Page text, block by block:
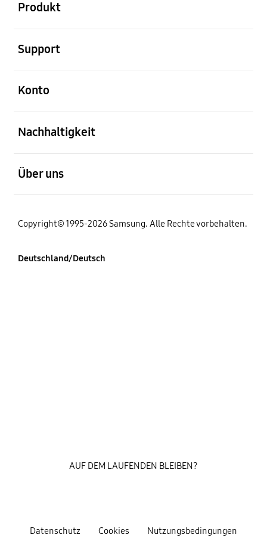
Produkt
Support
Konto
Nachhaltigkeit
Über uns
Copyright© 1995-2026 Samsung. Alle Rechte vorbehalten.
Deutschland/Deutsch
Datenschutz Cookies Nutzungsbedingungen
AUF DEM LAUFENDEN BLEIBEN?